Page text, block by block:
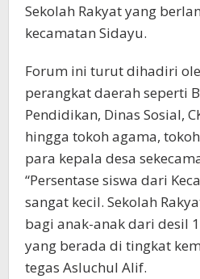
Sekolah Rakyat yang
kecamatan Sidayu.
Forum ini turut dihadiri
perangkat daerah seperti
Pendidikan, Dinas Sosial,
hingga tokoh agama,
para kepala desa
“Persentase siswa dari
sangat kecil. Sekolah
bagi anak-anak dari desil
yang berada di tingkat
tegas Asluchul Alif.